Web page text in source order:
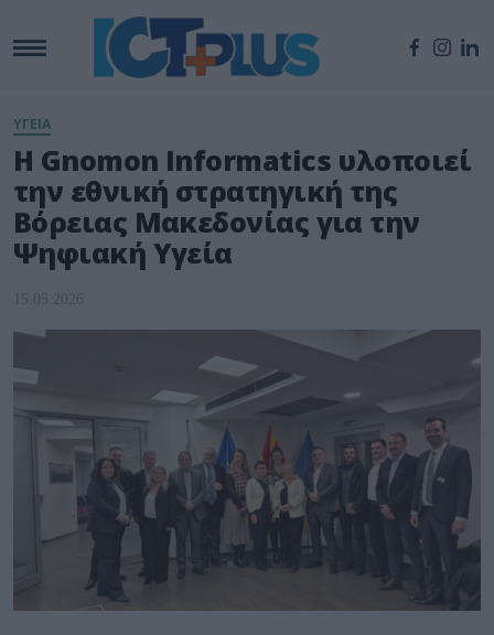
ΥΓΕΙΑ
Η Gnomon Informatics υλοποιεί
την εθνική στρατηγική της
Βόρειας Μακεδονίας για την
Ψηφιακή Υγεία
15.05.2026